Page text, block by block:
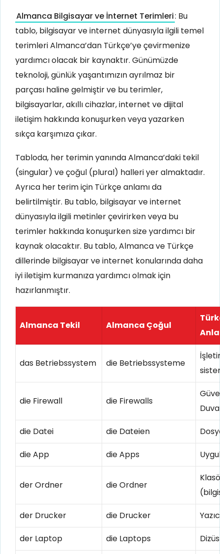
Almanca Bilgisayar ve İnternet Terimleri: Bu
tablo, bilgisayar ve internet dünyasıyla ilgili temel
terimleri Almanca’dan Türkçe’ye çevirmenize
yardımcı olacak bir kaynaktır. Günümüzde
teknoloji, günlük yaşantımızın ayrılmaz bir
parçası haline gelmiştir ve bu terimler,
bilgisayarlar, akıllı cihazlar, internet ve dijital
iletişim hakkında konuşurken veya yazarken
sıkça karşımıza çıkar.
Tabloda, her terimin yanında Almanca’daki tekil
(singular) ve çoğul (plural) halleri yer almaktadır.
Ayrıca her terim için Türkçe anlamı da
belirtilmiştir. Bu tablo, bilgisayar ve internet
dünyasıyla ilgili metinler çevirirken veya bu
terimler hakkında konuşurken size yardımcı bir
kaynak olacaktır. Bu tablo, Almanca ve Türkçe
dillerinde bilgisayar ve internet konularında daha
iyi iletişim kurmanıza yardımcı olmak için
hazırlanmıştır.
Almanca Tekil Almanca Çoğul
das Betriebssystem die Betriebssysteme
die Firewall die Firewalls
die Datei die Dateien
die App die Apps
der Ordner die Ordner
der Drucker die Drucker
der Laptop die Laptops